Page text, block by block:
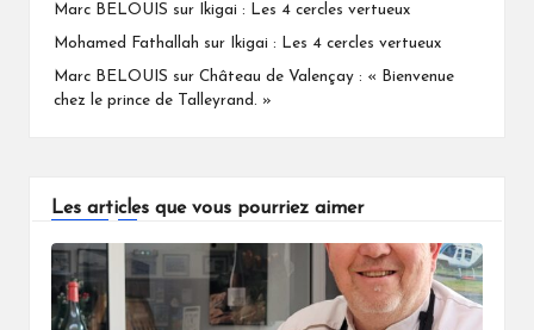
Marc BELOUIS sur Ikigai : Les 4 cercles vertueux
Mohamed Fathallah sur Ikigai : Les 4 cercles vertueux
Marc BELOUIS sur Château de Valençay : « Bienvenue
chez le prince de Talleyrand. »
Les articles que vous pourriez aimer